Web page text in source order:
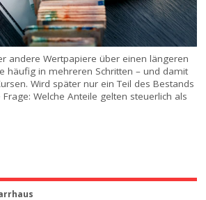
andere Wertpapiere über einen längeren
häufig in mehreren Schritten – und damit
Wird später nur ein Teil des Bestands
Welche Anteile gelten steuerlich als